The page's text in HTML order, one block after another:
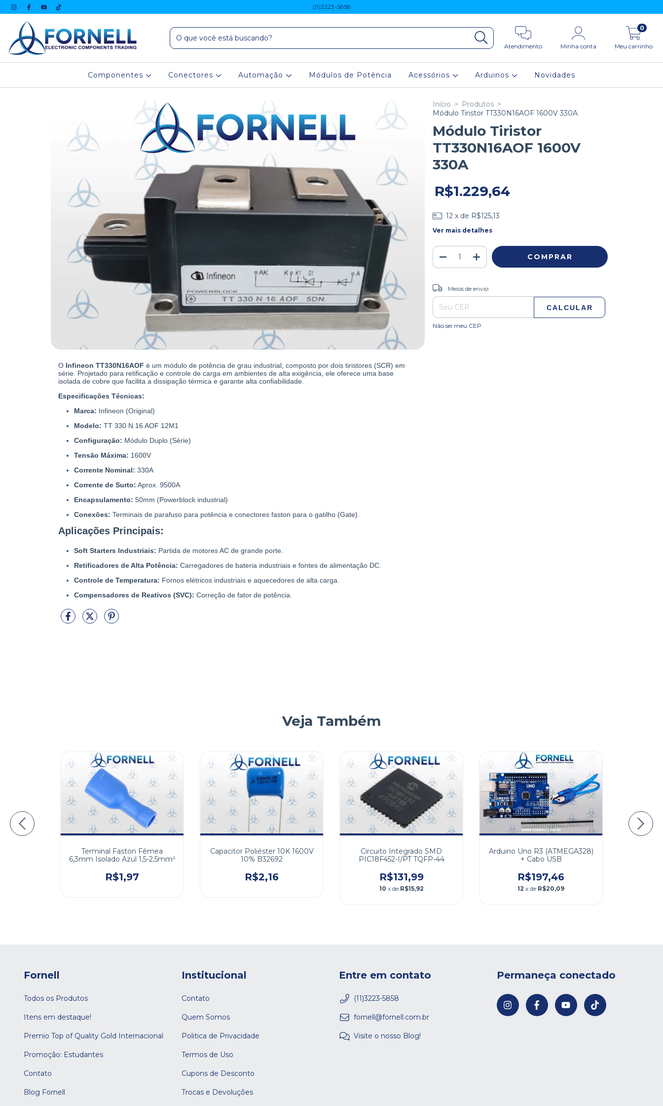
(11)3223-5858
Atendimento Minha conta Meu carrinho
0
Componentes Conectores Automação Módulos de Potência Acessórios Arduinos Novidades
O Infineon TT330N16AOF é um módulo de potência de grau industrial, composto por dois tiristores (SCR) em
série. Projetado para retificação e controle de carga em ambientes de alta exigência, ele oferece uma base
isolada de cobre que facilita a dissipação térmica e garante alta confiabilidade.
Especificações Técnicas:
Marca: Infineon (Original)
Modelo: TT 330 N 16 AOF 12M1
Configuração: Módulo Duplo (Série)
Tensão Máxima: 1600V
Corrente Nominal: 330A
Corrente de Surto: Aprox. 9500A
Encapsulamento: 50mm (Powerblock industrial)
Conexões: Terminais de parafuso para potência e conectores faston para o gatilho (Gate).
Aplicações Principais:
Soft Starters Industriais: Partida de motores AC de grande porte.
Retificadores de Alta Potência: Carregadores de bateria industriais e fontes de alimentação DC.
Controle de Temperatura: Fornos elétricos industriais e aquecedores de alta carga.
Compensadores de Reativos (SVC): Correção de fator de potência.
Início > Produtos >
Módulo Tiristor TT330N16AOF 1600V 330A
Módulo Tiristor
TT330N16AOF 1600V
330A
R$1.229,64
12 x de R$125,13
Ver mais detalhes
Entregas para o CEP:
Meios de envio
CALCULAR
Não sei meu CEP
Veja Também
Terminal Faston Fêmea
6,3mm Isolado Azul 1,5-2,5mm²
R$1,97
Capacitor Poliéster 10K 1600V
10% B32692
R$2,16
Circuito Integrado SMD
PIC18F452-I/PT TQFP-44
R$131,99
10 x de R$15,92
Arduino Uno R3 (ATMEGA328)
+ Cabo USB
R$197,46
12 x de R$20,09
Fornell
Todos os Produtos
Itens em destaque!
Premio Top of Quality Gold Internacional
Promoção: Estudantes
Contato
Blog Fornell
Institucional
Contato
Quem Somos
Politica de Privacidade
Termos de Uso
Cupons de Desconto
Trocas e Devoluções
Entre em contato
(11)3223-5858
fornell@fornell.com.br
Visite o nosso Blog!
Permaneça conectado